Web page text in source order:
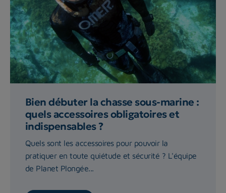
Bien débuter la chasse sous-marine :
quels accessoires obligatoires et
indispensables ?
Quels sont les accessoires pour pouvoir la
pratiquer en toute quiétude et sécurité ? L'équipe
de Planet Plongée...